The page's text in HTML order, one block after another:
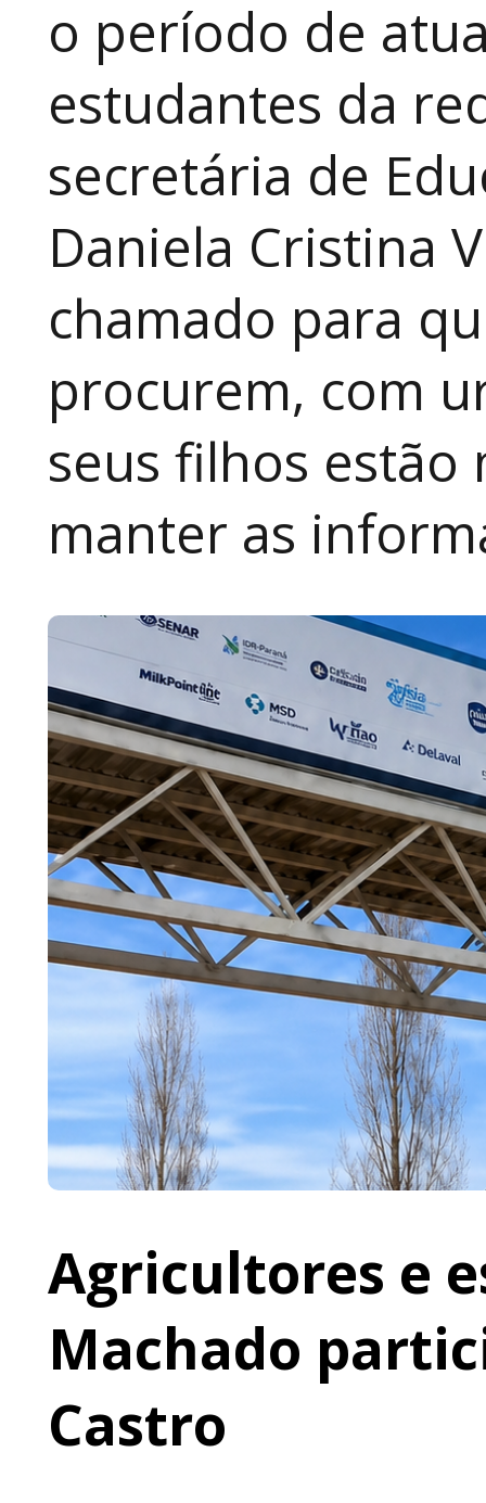
o período de
estudantes da
secretária de
Daniela Cristina
chamado para
procurem, com
seus filhos
manter as
Agricultores e
Machado
Castro